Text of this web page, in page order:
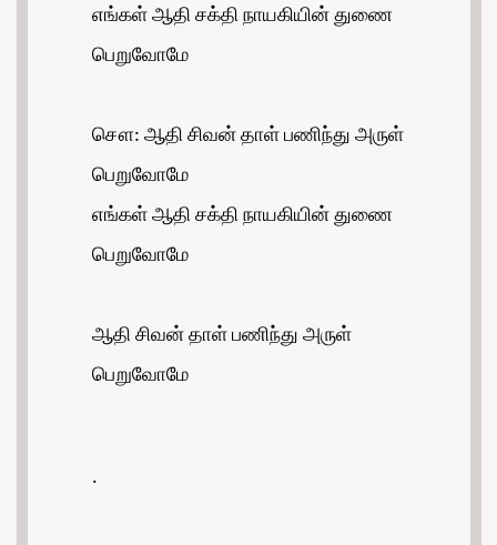
எங்கள் ஆதி சக்தி நாயகியின் துணை
பெறுவோமே
சௌ: ஆதி சிவன் தாள் பணிந்து அருள்
பெறுவோமே
எங்கள் ஆதி சக்தி நாயகியின் துணை
பெறுவோமே
ஆதி சிவன் தாள் பணிந்து அருள்
பெறுவோமே
.